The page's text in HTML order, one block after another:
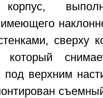
корпус,
сверху
который
верхним